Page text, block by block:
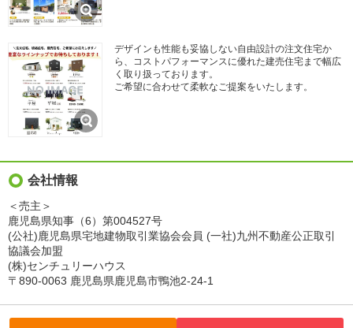
デザインも性能も妥協しない自由設計の注文住宅か
ら、コストパフォーマンスに優れた建売住宅まで幅広
く取り扱っております。
ご希望に合わせて柔軟なご提案をいたします。
会社情報
＜売主＞
鹿児島県知事（6）第004527号
(公社)鹿児島県宅地建物取引業協会会員 (一社)九州不動産公正取引
協議会加盟
(株)センチュリーハウス
〒890-0063 鹿児島県鹿児島市鴨池2-24-1